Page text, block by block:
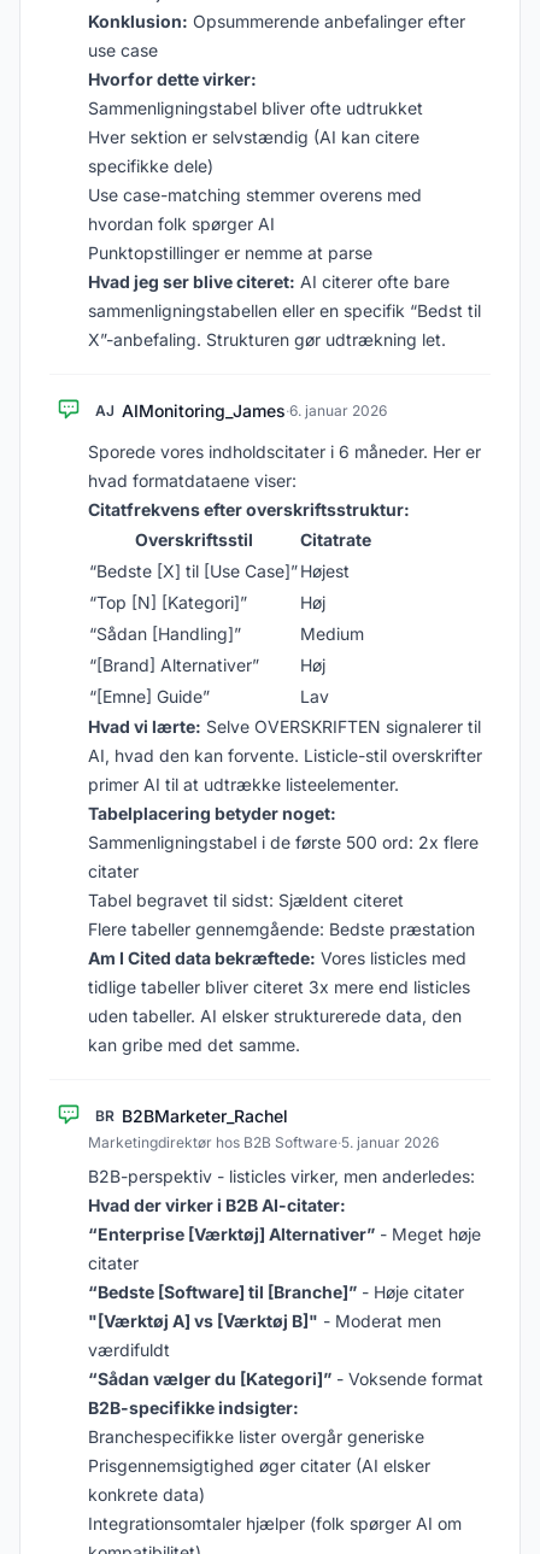
Konklusion: Opsummerende anbefalinger efter
use case
Hvorfor dette virker:
Sammenligningstabel bliver ofte udtrukket
Hver sektion er selvstændig (AI kan citere
specifikke dele)
Use case-matching stemmer overens med
hvordan folk spørger AI
Punktopstillinger er nemme at parse
Hvad jeg ser blive citeret: AI citerer ofte bare
sammenligningstabellen eller en specifik “Bedst til
X”-anbefaling. Strukturen gør udtrækning let.
AJ AIMonitoring_James·6. januar 2026
Sporede vores indholdscitater i 6 måneder. Her er
hvad formatdataene viser:
Citatfrekvens efter overskriftsstruktur:
Overskriftsstil
Citatrate
“Bedste [X] til [Use Case]”Højest
“Top [N] [Kategori]”
Høj
“Sådan [Handling]”
Medium
“[Brand] Alternativer”
Høj
“[Emne] Guide”
Lav
Hvad vi lærte: Selve OVERSKRIFTEN signalerer til
AI, hvad den kan forvente. Listicle-stil overskrifter
primer AI til at udtrække listeelementer.
Tabelplacering betyder noget:
Sammenligningstabel i de første 500 ord: 2x flere
citater
Tabel begravet til sidst: Sjældent citeret
Flere tabeller gennemgående: Bedste præstation
Am I Cited data bekræftede: Vores listicles med
tidlige tabeller bliver citeret 3x mere end listicles
uden tabeller. AI elsker strukturerede data, den
kan gribe med det samme.
BR B2BMarketer_Rachel
Marketingdirektør hos B2B Software·5. januar 2026
B2B-perspektiv - listicles virker, men anderledes:
Hvad der virker i B2B AI-citater:
“Enterprise [Værktøj] Alternativer” - Meget høje
citater
“Bedste [Software] til [Branche]” - Høje citater
"[Værktøj A] vs [Værktøj B]" - Moderat men
værdifuldt
“Sådan vælger du [Kategori]” - Voksende format
B2B-specifikke indsigter:
Branchespecifikke lister overgår generiske
Prisgennemsigtighed øger citater (AI elsker
konkrete data)
Integrationsomtaler hjælper (folk spørger AI om